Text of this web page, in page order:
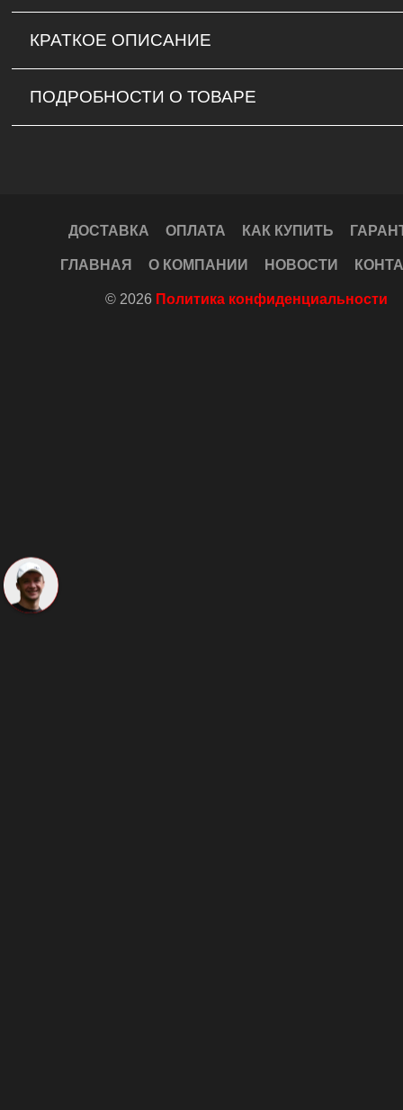
КРАТКОЕ ОПИСАНИЕ
ПОДРОБНОСТИ О ТОВАРЕ
ДОСТАВКА ОПЛАТА КАК КУПИТЬ
ГЛАВНАЯ О КОМПАНИИ НОВОСТИ
© 2026 Политика конфиденциальности